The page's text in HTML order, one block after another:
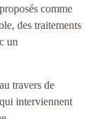
comme
des traitements
un
travers de
interviennent